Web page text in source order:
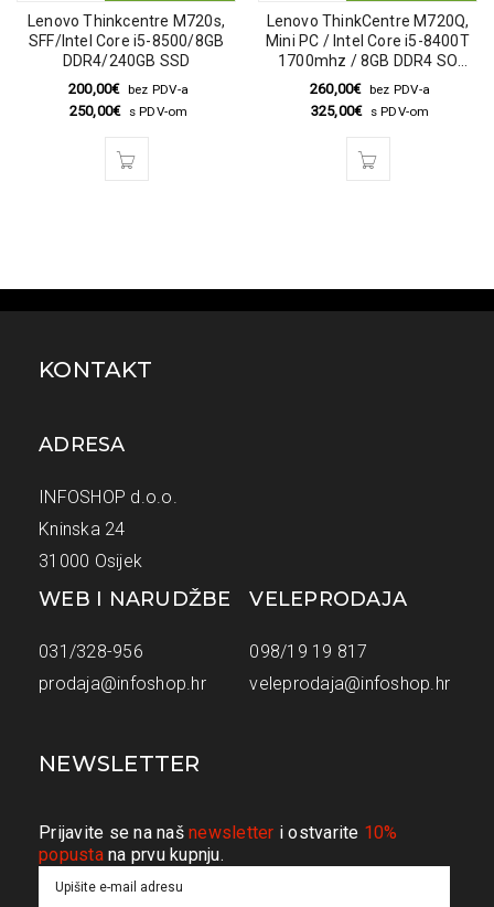
Lenovo Thinkcentre M720s,
SFF/Intel Core i5-8500/8GB
DDR4/240GB SSD
200,00€ bez PDV-a
250,00€ s PDV-om
Lenovo ThinkCentre M720Q,
Mini PC / Intel Core i5-8400T
1700mhz / 8GB DDR4 SO
DIMM / 256GB SSD / No optic /
Lenovo 90watt 20V / 4.5a
round
260,00€ bez PDV-a
325,00€ s PDV-om
KONTAKT
ADRESA
INFOSHOP d.o.o.
Kninska 24
31000 Osijek
WEB I NARUDŽBE
031/328-956
prodaja@infoshop.hr
VELEPRODAJA
098/19 19 817
veleprodaja@infoshop.hr
NEWSLETTER
Prijavite se na naš newsletter i ostvarite 10%
popustana prvu kupnju.